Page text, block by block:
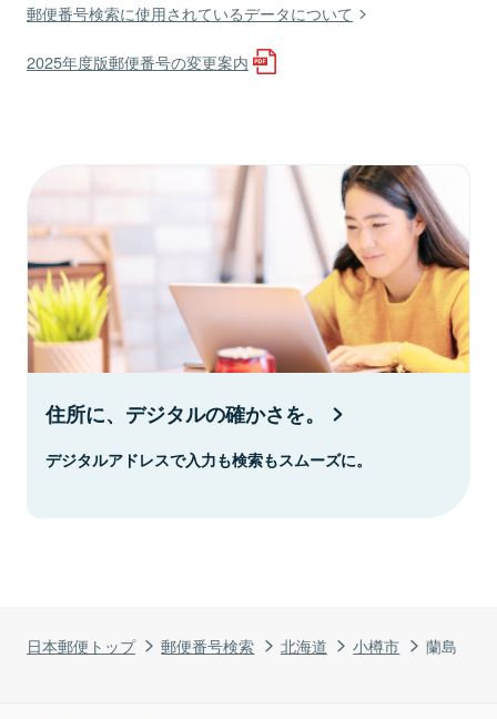
日本郵便トップ 郵便番号検索 北海道 小樽市 蘭島
郵便番号検索に使用されているデータについて
2025年度版郵便番号の変更案内
住所に、デジタルの確かさを。
デジタルアドレスで入力も検索もスムーズに。